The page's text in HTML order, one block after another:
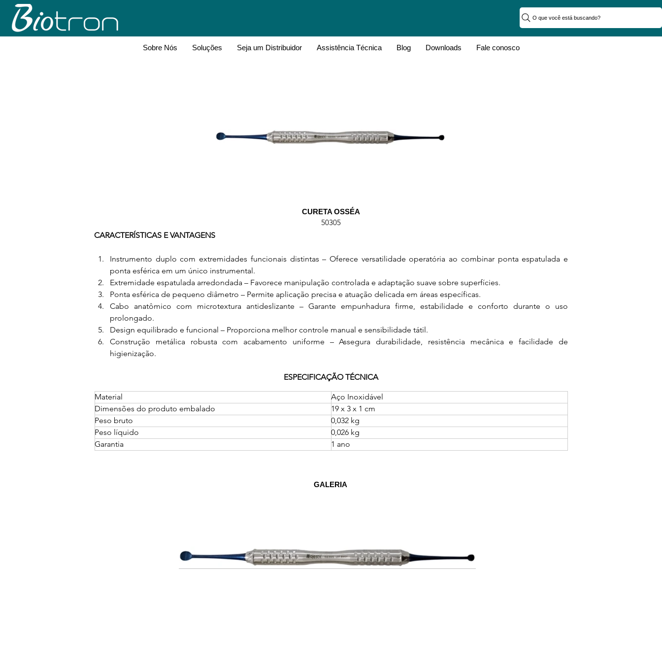
O que você está buscando?
Sobre Nós Soluções Seja um Distribuidor Assistência Técnica Blog Downloads Fale conosco
CURETA OSSÉA
50305
CARACTERÍSTICAS E VANTAGENS
Instrumento duplo com extremidades funcionais distintas – Oferece versatilidade operatória ao combinar ponta espatulada e
ponta esférica em um único instrumental.
Extremidade espatulada arredondada – Favorece manipulação controlada e adaptação suave sobre superfícies.
Ponta esférica de pequeno diâmetro – Permite aplicação precisa e atuação delicada em áreas específicas.
Cabo anatômico com microtextura antideslizante – Garante empunhadura firme, estabilidade e conforto durante o uso
prolongado.
Design equilibrado e funcional – Proporciona melhor controle manual e sensibilidade tátil.
Construção metálica robusta com acabamento uniforme – Assegura durabilidade, resistência mecânica e facilidade de
higienização.
ESPECIFICAÇÃO TÉCNICA
Material
Aço Inoxidável
Dimensões do produto embalado
19 x 3 x 1 cm
Peso bruto
0,032 kg
Peso líquido
0,026 kg
Garantia
1 ano
GALERIA